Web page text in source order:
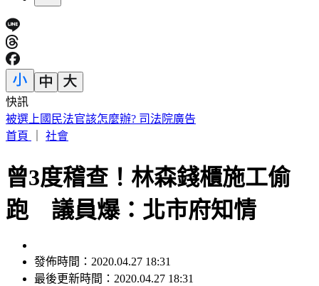
快訊
遠見天下創辦人高希均90歲辭世！「長壽5秘訣」曝 醫生也
認同
曾3度稽查！林森錢櫃施工偷
跑 議員爆：北市府知情
發佈時間：2020.04.27 18:31